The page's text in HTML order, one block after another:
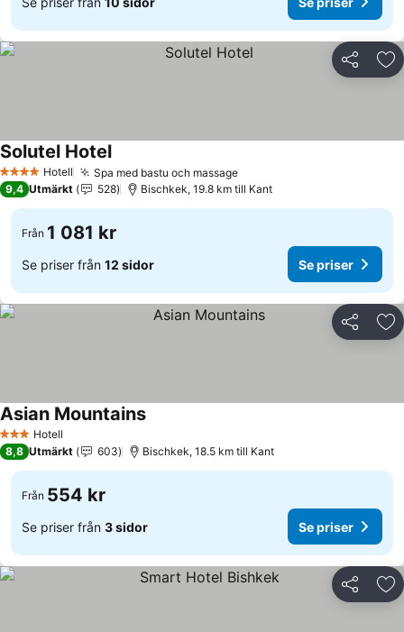
Dela
4 StjärnorHotell Spa med bastu och massageSe priser
Solutel HotelSe priser
9,4 Utmärkt 528 Bischkek, 19.8 km till Kant
Från 1 081 kr
Se priser från 12 sidor Se priser
Dela
3 StjärnorHotell
Asian MountainsSe priser
8,8 Utmärkt 603 Bischkek, 18.5 km till Kant
Från 554 kr
Se priser från 3 sidor Se priser
Dela